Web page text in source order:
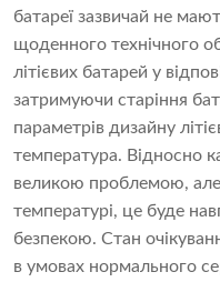
батареї зазвичай не
щоденного технічного
літієвих батарей у
затримуючи старіння
параметрів дизайну
температура. Відносно
великою проблемою, але
температурі, це буде
безпекою. Стан
в умовах нормального